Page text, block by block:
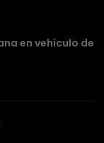
en vehículo de